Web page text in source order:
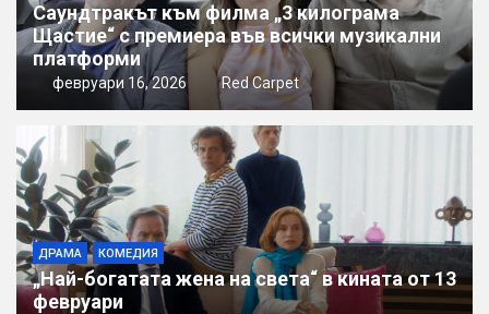
Саундтракът към филма „3 килограма
Щастие“ с премиера във всички музикални
платформи
февруари 16, 2026 Red Carpet
ДРАМА КОМЕДИЯ
„Най-богатата жена на света“ в кината от 13
февруари